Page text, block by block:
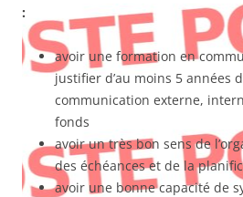
:
avoir une formation en
justifier d’au moins 5 années
communication externe,
fonds
avoir un très bon sens de
des échéances et de la
avoir une bonne capacité de